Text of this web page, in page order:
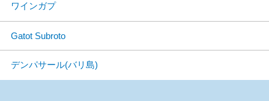
ワインガプ
Gatot Subroto
デンパサール(バリ島)